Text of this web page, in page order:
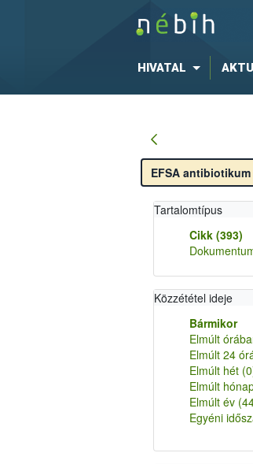
HIVATAL
Tartalomtípus
Cikk (393)
Közzététel ideje
Bármikor
Elmúlt
Elmúlt 24
Elmúlt hét
Elmúlt
Elmúlt év
Egyéni